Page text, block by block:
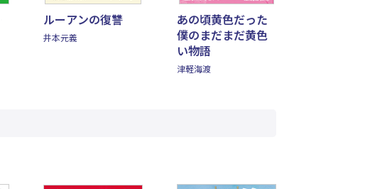
ルーアンの復讐
井本元義
あの頃黄色だった
僕のまだまだ黄色
い物語
津軽海渡